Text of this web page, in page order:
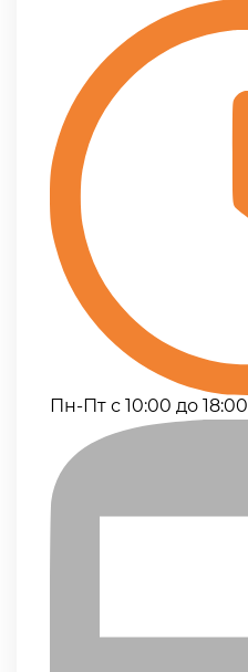
Пн-Пт с 10:00 до 18:00